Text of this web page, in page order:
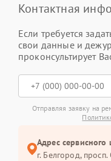
Контактная
Если требуется
свои данные и
проконсультирует
Отправляя заявку на
Адрес
г. Белгород,